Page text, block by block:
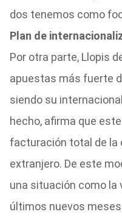
dos tenemos como
Plan de
Por otra parte, Llopis
apuestas más fuerte
siendo su
hecho, afirma que
facturación total de la
extranjero. De este
una situación como la
últimos nuevos